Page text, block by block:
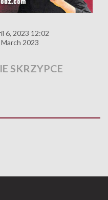
6, 2023 12:02
March 2023
SKRZYPCE